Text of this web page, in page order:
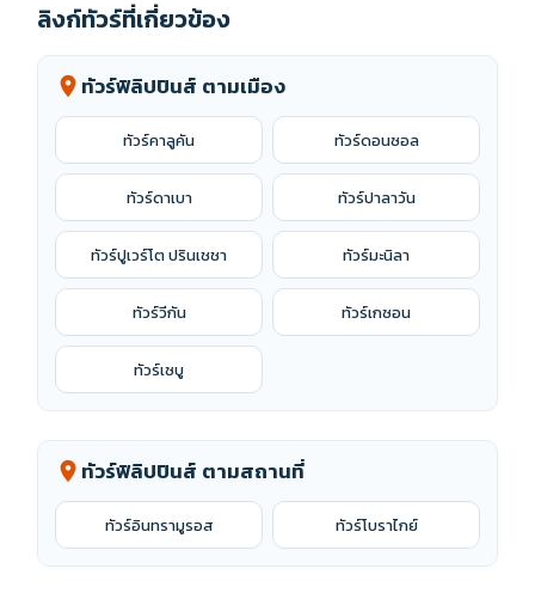
ลิงก์ทัวร์ที่เกี่ยวข้อง
location_on ทัวร์ฟิลิปปินส์ ตามเมือง
ทัวร์คาลูคัน ทัวร์ดอนซอล
ทัวร์ดาเบา ทัวร์ปาลาวัน
ทัวร์ปูเวร์โต ปรินเชชา ทัวร์มะนิลา
ทัวร์วีกัน ทัวร์เกซอน
ทัวร์เซบู
location_on ทัวร์ฟิลิปปินส์ ตามสถานที่
ทัวร์อินทรามูรอส ทัวร์โบราไกย์